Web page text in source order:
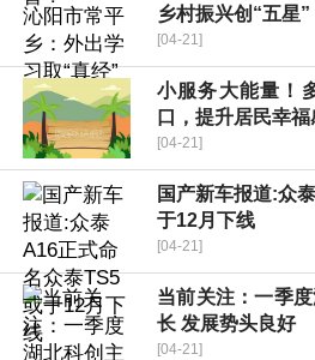
乡村振兴创“五星”
[04-21]
小服务大能量！
口，提升居民幸
[04-21]
国产新车报道:众
于12月下线
[04-21]
当前关注：一季
长 发展势头良好
[04-21]